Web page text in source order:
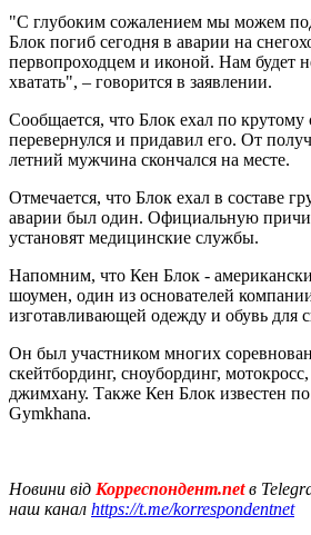
"С глубоким сожалением мы можем
Блок погиб сегодня в аварии на
первопроходцем и иконой. Нам будет
хватать", – говорится в заявлении.
Сообщается, что Блок ехал по крутому
перевернулся и придавил его. От
летний мужчина скончался на месте.
Отмечается, что Блок ехал в составе
аварии был один. Официальную
установят медицинские службы.
Напомним, что Кен Блок -
шоумен, один из основателей
изготавливающей одежду и обувь для
Он был участником многих
скейтбординг, сноубординг,
джимхану. Также Кен Блок известен
Gymkhana.
Новини від Корреспондент.netв
наш канал https://t.me/korrespondentnet